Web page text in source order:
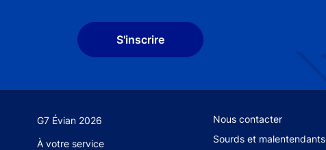
S'inscrire
G7 Évian 2026
À votre service
Footer secondary menu
Nous contacter
Sourds et malentendants